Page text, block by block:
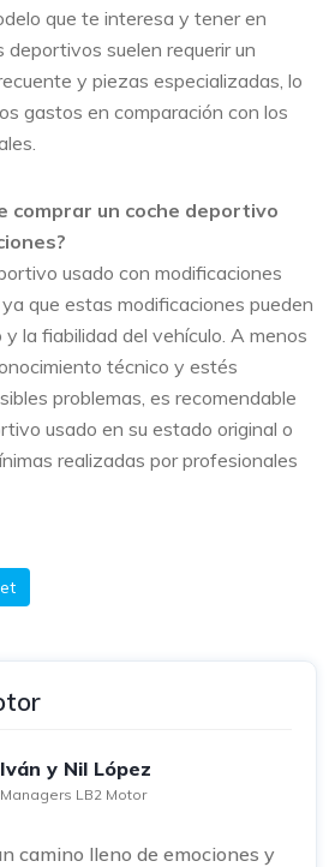
que te interesa y tener en
deportivos suelen requerir un
y piezas especializadas, lo
gastos en comparación con los
comprar un coche deportivo
usado con modificaciones
que estas modificaciones pueden
la fiabilidad del vehículo. A menos
técnico y estés
problemas, es recomendable
usado en su estado original o
realizadas por profesionales
Iván y Nil López
Managers LB2 Motor
camino lleno de emociones y